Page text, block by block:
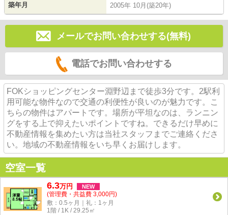
築年月 2005年 10月(築20年)
メールでお問い合わせする(無料)
電話でお問い合わせする
FOKショッピングセンター淵野辺まで徒歩3分です。2駅利
用可能な物件なので交通の利便性が良いのが魅力です。こ
ちらの物件はアパートです。場所が平坦なのは、ランニン
グをする上で抑えたいポイントですね。できるだけ早めに
不動産情報を集めたい方は当社スタッフまでご連絡くださ
い。地域の不動産情報をいち早くお届けします。
空室一覧
6.3万円 NEW
(管理費・共益費 3,000円)
敷：0.5ヶ月｜礼：1ヶ月
1階 / 1K / 29.25㎡